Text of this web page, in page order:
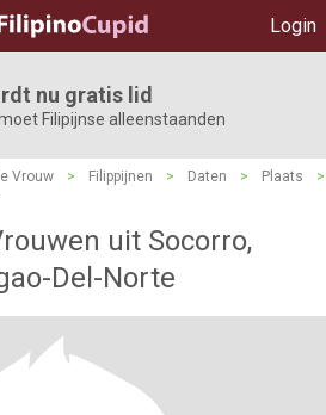
Login
nu gratis lid
Filipijnse alleenstaanden
Vrouw > Filippijnen > Daten > Plaats
>
uit Socorro,
Del-Norte